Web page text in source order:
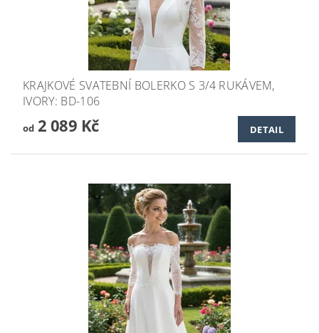
KRAJKOVÉ SVATEBNÍ BOLERKO S 3/4 RUKÁVEM,
IVORY: BD-106
od2 089 Kč DETAIL